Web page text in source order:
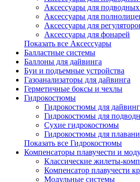
Аксессуары для
Аксессуары для
Аксессуары для
Аксессуары для фонарей
Показать все Аксессуары
Балластные системы
Баллоны для дайвинга
Буи и подъемные устройства
Газоанализаторы для дайвинга
Герметичные боксы и чехлы
Гидрокостюмы
Гидрокостюмы для
Гидрокостюмы для
Сухие гидрокостюмы
Гидрокостюмы для
Показать все Гидрокостюмы
Компенсаторы плавучести и
Классические жилеты-
Компенсатор плавучести
Модульные системы